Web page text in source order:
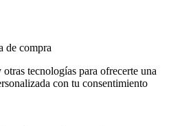
de compra
tecnologías para ofrecerte una
con tu consentimiento